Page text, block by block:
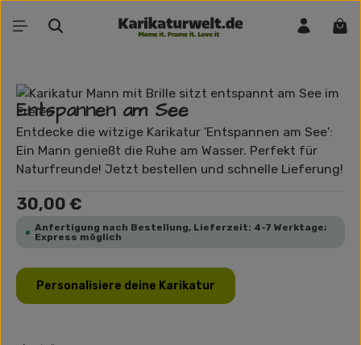
Zum Hauptinhalt springen
Bildergalerie überspringen
Entspannen am See
Entdecke die witzige Karikatur 'Entspannen am See':
Ein Mann genießt die Ruhe am Wasser. Perfekt für
Naturfreunde! Jetzt bestellen und schnelle Lieferung!
Regulärer Preis:
30,00 €
Anfertigung nach Bestellung, Lieferzeit: 4-7 Werktage;
Express möglich
Personalisiere deine Karikatur